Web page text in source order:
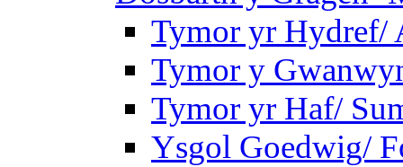
Tymor yr Hydref/
Tymor y
Tymor yr Haf/
Ysgol Goedwig/